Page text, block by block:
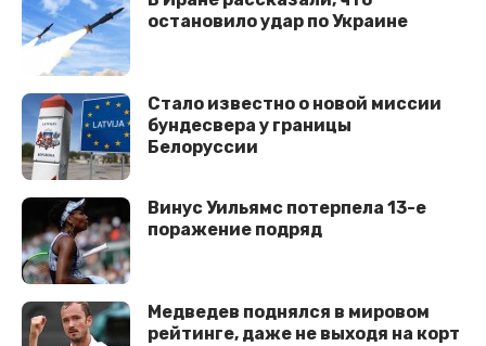
остановило удар по Украине
Стало известно о новой миссии
бундесвера у границы
Белоруссии
Винус Уильямс потерпела 13-е
поражение подряд
Медведев поднялся в мировом
рейтинге, даже не выходя на корт